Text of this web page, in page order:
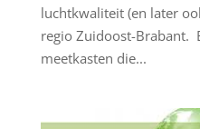
luchtkwaliteit (en later
regio Zuidoost-Brabant.
meetkasten die...